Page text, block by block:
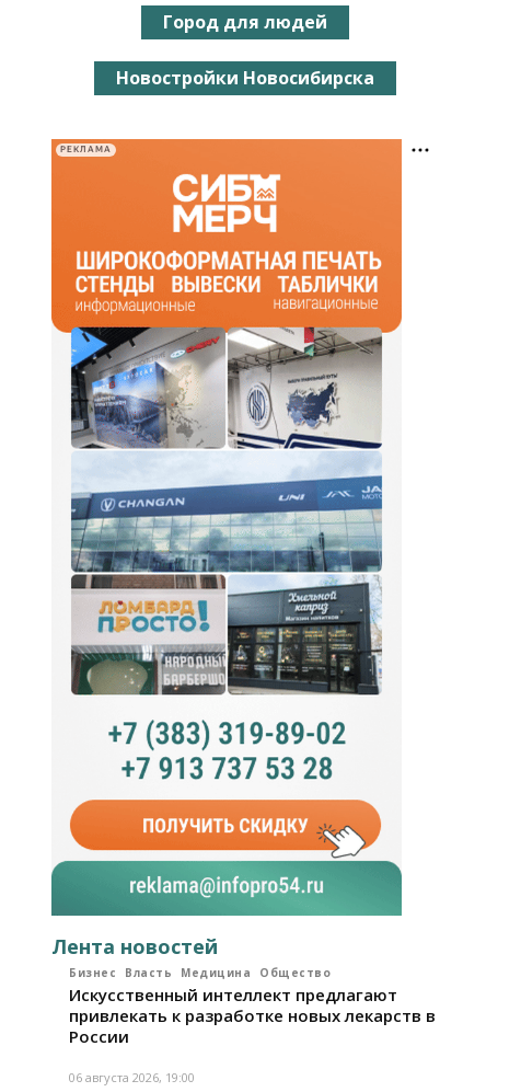
Город для людей
Новостройки Новосибирска
РЕКЛАМА
Лента новостей
Бизнес Власть Медицина Общество
Искусственный интеллект предлагают
привлекать к разработке новых лекарств в
России
06 августа 2026, 19:00